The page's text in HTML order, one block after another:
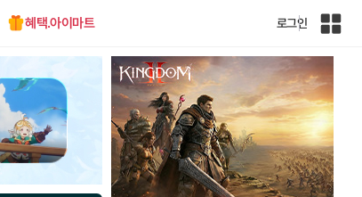
혜택.아이마트 로그인
인
사
이
트
맵